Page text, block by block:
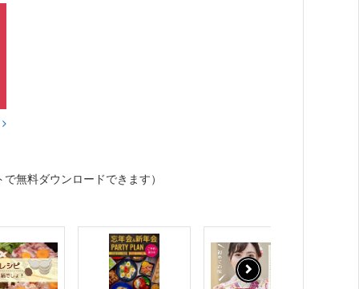
無料ダウンロードできます）